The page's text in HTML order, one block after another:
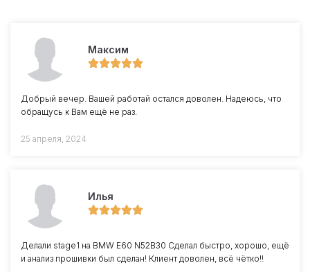
Максим
Добрый вечер. Вашей работай остался доволен. Надеюсь, что
обращусь к Вам ещё не раз.
25 апреля, 2024
Илья
Делали stage1 на BMW E60 N52B30 Сделал быстро, хорошо, ещё
и анализ прошивки был сделан! Клиент доволен, всё чётко!!